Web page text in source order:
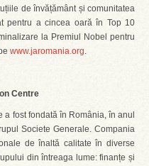
de învățământ și comunitatea
pentru a cincea oară în Top 10
la Premiul Nobel pentru
www.jaromania.org.
Centre
fost fondată în România, în anul
Societe Generale. Compania
de înaltă calitate în diverse
din întreaga lume: finanțe și